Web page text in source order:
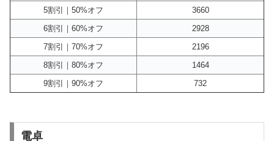
5割引｜50%オフ
3660
6割引｜60%オフ
2928
7割引｜70%オフ
2196
8割引｜80%オフ
1464
9割引｜90%オフ
732
電卓